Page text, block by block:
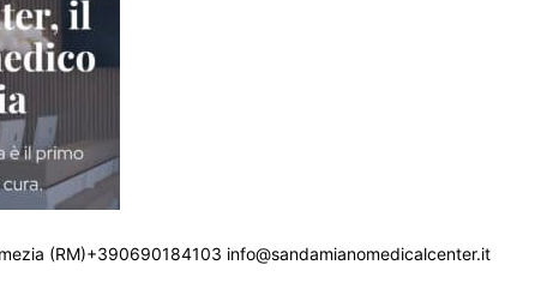
(RM)+390690184103 info@sandamianomedicalcenter.it